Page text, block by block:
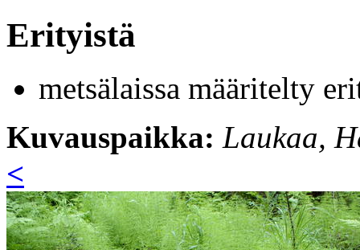
Erityistä
metsälaissa määritelty
Kuvauspaikka: Laukaa,
<